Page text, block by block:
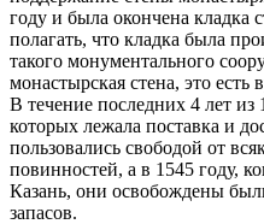
году и была окончена
полагать, что кладка была
такого монументального
монастырская стена, это
В течение последних 4 лет из
которых лежала поставка и
пользовались свободой от
повинностей, а в 1545 году,
Казань, они освобождены
запасов.